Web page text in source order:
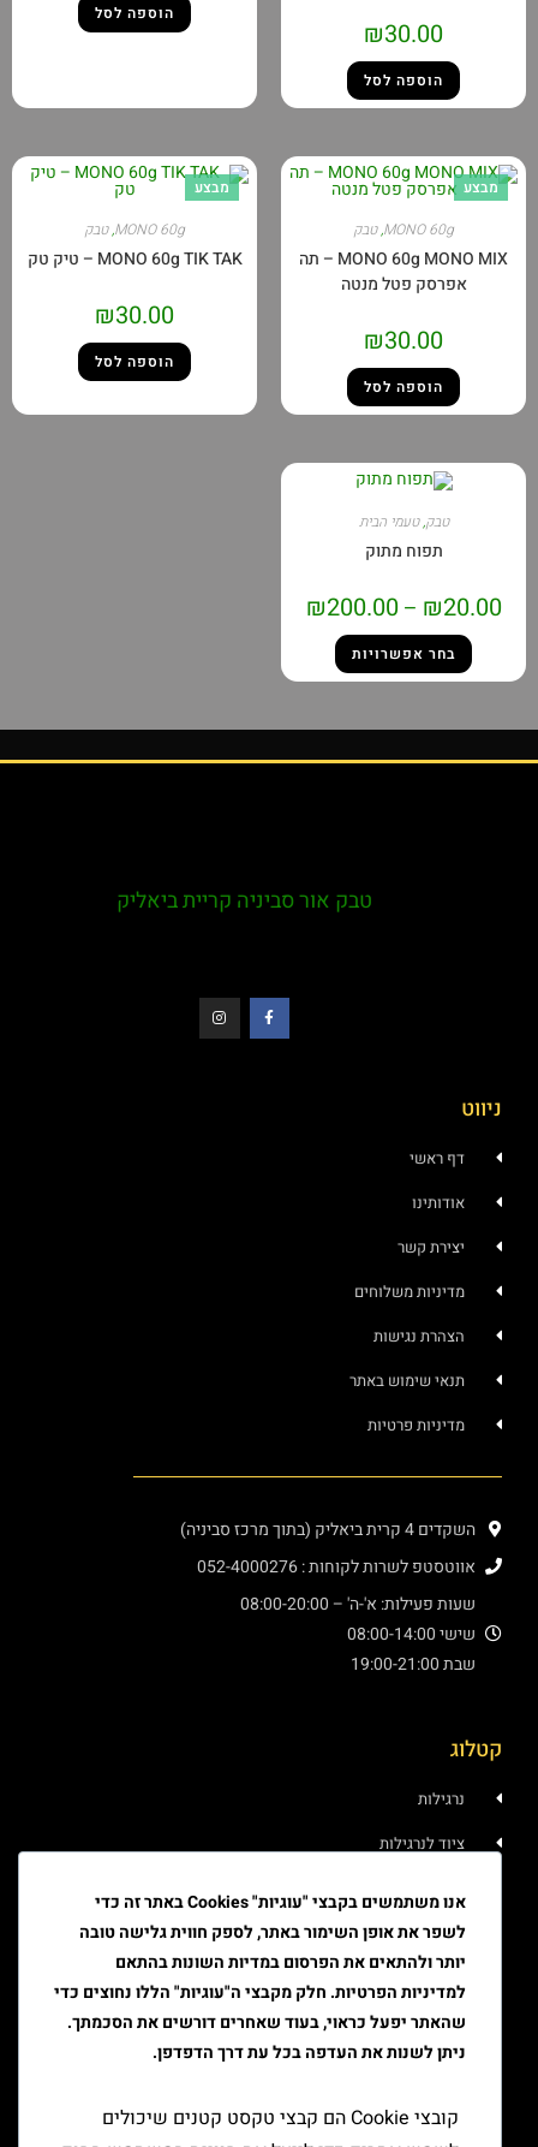
₪30.00
הוספה לסל
הוספה לסל
מבצע
MONO 60g
,טבק
MONO 60g MONO MIX – תה
אפרסק פטל מנטה
₪30.00
הוספה לסל
מבצע
MONO 60g
,טבק
MONO 60g TIK TAK – טיק טק
₪30.00
הוספה לסל
טבק,טעמי הבית
תפוח מתוק
₪20.00
–
₪200.00
בחר אפשרויות
טבק אור סביניה קריית ביאליק
ניווט
דף ראשי
אודותינו
יצירת קשר
מדיניות משלוחים
הצהרת נגישות
תנאי שימוש באתר
מדיניות פרטיות
השקדים 4 קרית ביאליק (בתוך מרכז סביניה)
אווטסטפ לשרות לקוחות : 052-4000276
שעות פעילות: א'-ה' – 08:00-20:00
שישי 08:00-14:00
שבת 19:00-21:00
קטלוג
נרגילות
ציוד לנרגילות
טבק
ציוד למעשן
יצירת קשר
אנו משתמשים בקבצי "עוגיות" Cookies באתר זה כדי
לשפר את אופן השימור באתר, לספק חווית גלישה טובה
יותר ולהתאים את הפרסום במדיות השונות בהתאם
למדיניות הפרטיות. חלק מקבצי ה"עוגיות" הללו נחוצים כדי
שהאתר יפעל כראוי, בעוד שאחרים דורשים את הסכמתך.
ניתן לשנות את העדפה בכל עת דרך הדפדפן.
קובצי Cookie הם קבצי טקסט קטנים שיכולים